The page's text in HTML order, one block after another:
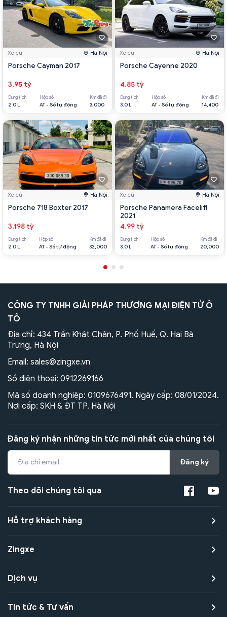
Xe cũ Hà Nội
Porsche Cayman 2017
3.95 tỷ
Dung tích
2.0 L
Hộp số
AT - Số tự động
Km đã đi
3,000
Xe cũ Hà Nội
Porsche 718 Boxter 2017
3.198 tỷ
Dung tích
2.0 L
Hộp số
AT - Số tự động
Km đã đi
32,000
Xe cũ Hà Nội
Porsche Cayenne 2020
4.85 tỷ
Dung tích
3.0 L
Hộp số
AT - Số tự động
Km đã đi
14,400
Xe cũ Hà Nội
Porsche Panamera Facelift
2021
4.99 tỷ
Dung tích
3.0 L
Hộp số
AT - Số tự động
Km đã đi
20,000
CÔNG TY TNHH GIẢI PHÁP THƯƠNG MẠI ĐIỆN TỬ Ô
TÔ
Địa chỉ: 434 Trần Khát Chân, P. Phố Huế, Q. Hai Bà
Trưng, Hà Nội
Email: sales@zingxe.vn
Số điện thoại: 0912269166
Mã số doanh nghiệp: 0109676491. Ngày cấp: 08/01/2024.
Nơi cấp: SKH & ĐT TP. Hà Nội
Đăng ký nhận những tin tức mới nhất của chúng tôi
Đăng ký
Theo dõi chúng tôi qua
Hỗ trợ khách hàng
Zingxe
Dịch vụ
Tin tức & Tư vấn